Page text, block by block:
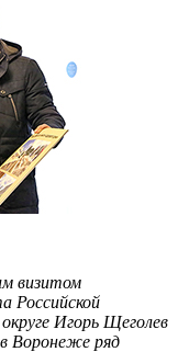
визитом
Российской
Игорь Щеголев
в Воронеже ряд